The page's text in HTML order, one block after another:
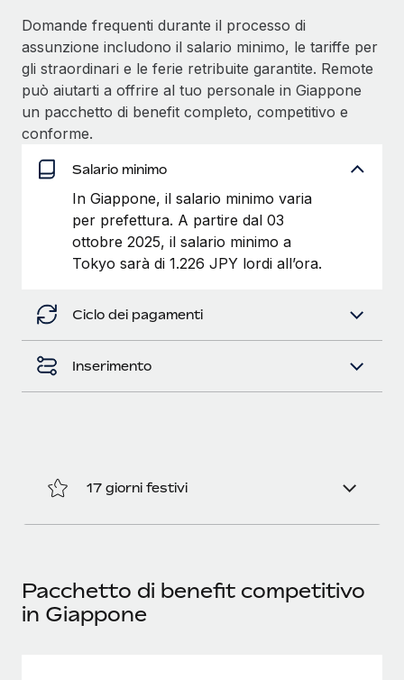
Domande frequenti durante il processo di
assunzione includono il salario minimo, le tariffe per
gli straordinari e le ferie retribuite garantite. Remote
può aiutarti a offrire al tuo personale in Giappone
un pacchetto di benefit completo, competitivo e
conforme.
Salario minimo
In Giappone, il salario minimo varia
per prefettura. A partire dal 03
ottobre 2025, il salario minimo a
Tokyo sarà di 1.226 JPY lordi all’ora.
Ciclo dei pagamenti
Inserimento
17 giorni festivi
Pacchetto di benefit competitivo
in Giappone